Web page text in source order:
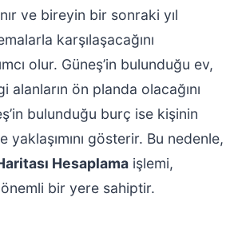
ve bireyin bir sonraki yıl
karşılaşacağını
olur. Güneş’in bulunduğu ev,
alanların ön planda olacağını
bulunduğu burç ise kişinin
yaklaşımını gösterir. Bu nedenle,
Hesaplamaişlemi,
bir yere sahiptir.